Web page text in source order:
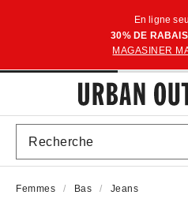
En ligne
30% DE
MAGASINER
Femmes Bas Jeans